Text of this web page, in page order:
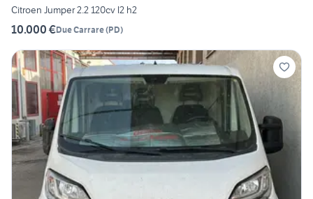
Citroen Jumper 2.2 120cv l2 h2
10.000 €Due Carrare(PD)